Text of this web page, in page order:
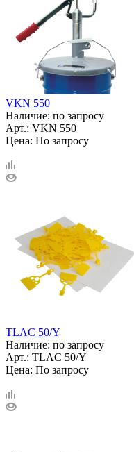
VKN 550
Наличие: по запросу
Арт.: VKN 550
Цена: По запросу
TLAC 50/Y
Наличие: по запросу
Арт.: TLAC 50/Y
Цена: По запросу